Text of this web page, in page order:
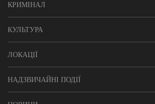
КРИМІНАЛ
КУЛЬТУРА
ЛОКАЦІЇ
НАДЗВИЧАЙНІ ПОДІЇ